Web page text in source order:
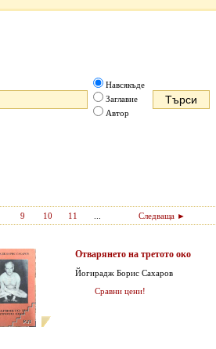
Навсякъде
Заглавие
Автор
9 10 11 Следваща ►
Отварянето на третото око
Йогирадж Борис Сахаров
Сравни цени!